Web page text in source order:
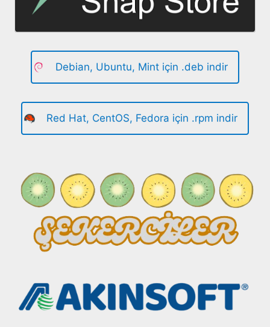
Debian, Ubuntu, Mint için .deb indir
Red Hat, CentOS, Fedora için .rpm indir